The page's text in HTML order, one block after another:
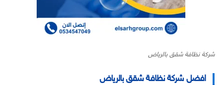
شركة نظافة شقق بالرياض
افضل شركة نظافة شقق بالرياض